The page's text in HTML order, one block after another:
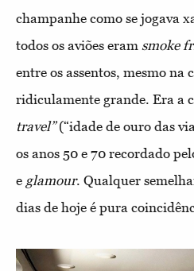
champanhe como se jogava
todos os aviões eram smoke
entre os assentos, mesmo na
ridiculamente grande. Era a
travel”(“idade de ouro das
os anos 50 e 70 recordado
e glamour. Qualquer
dias de hoje é pura